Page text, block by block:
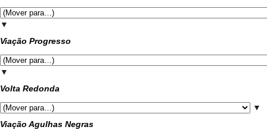
▼
Viação Progresso
▼
Volta Redonda
▼
Viação Agulhas Negras